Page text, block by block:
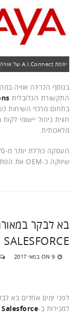
יוזמת A.I.Connect של אוויה
התקשורת הגלובלית
חווית ניהול יישומי
מלאכותית.
שיווקה כ-OEM את הפתרון של Spoken ללקוחותיה.
בא לבקר
SALESFORCE
ON 9 במאי 2017
לפני ימים אחדים בא
למכירות ב-Salesforce